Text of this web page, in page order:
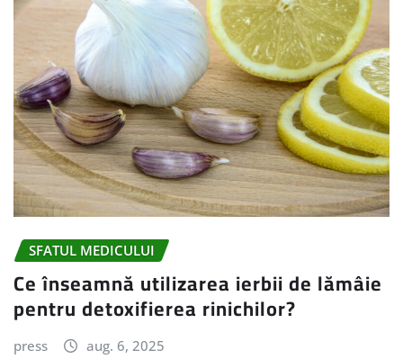
SFATUL MEDICULUI
Ce înseamnă utilizarea ierbii de lămâie
pentru detoxifierea rinichilor?
press aug. 6, 2025